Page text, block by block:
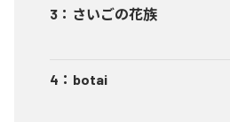
3 ： さいごの花族
4 ： botai